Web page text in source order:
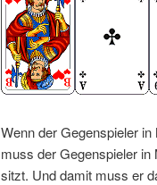
Wenn der Gegenspieler
muss der Gegenspieler
sitzt. Und damit muss er